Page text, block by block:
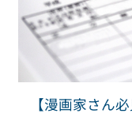
【漫画家さん